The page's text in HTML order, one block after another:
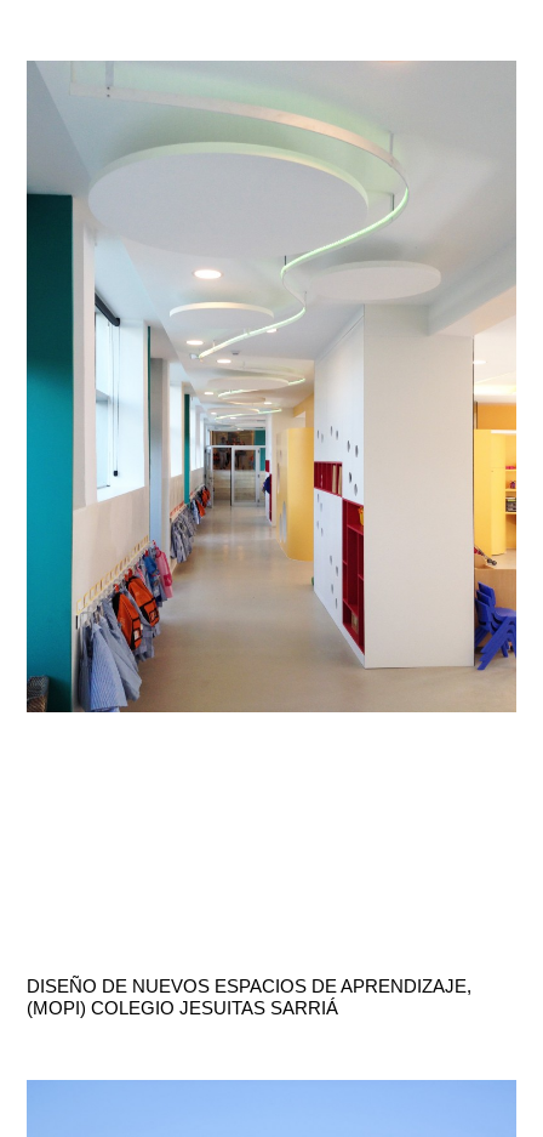
DISEÑO DE NUEVOS ESPACIOS DE APRENDIZAJE,
(MOPI) COLEGIO JESUITAS SARRIÁ